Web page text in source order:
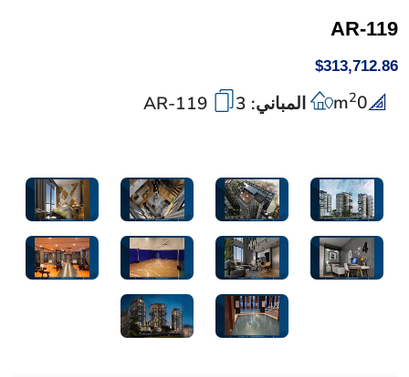
AR-119
$313,712.86
0
m2 المباني: 3